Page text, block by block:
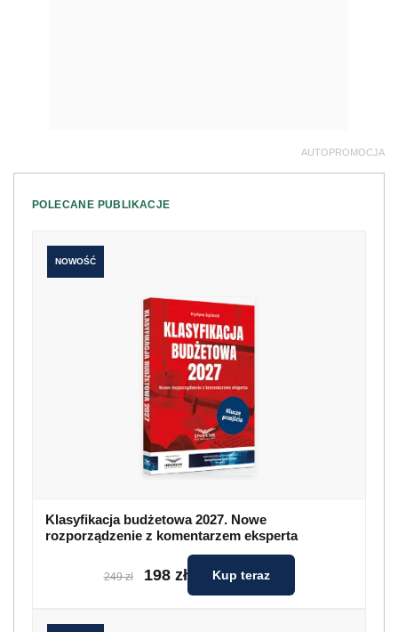
AUTOPROMOCJA
POLECANE PUBLIKACJE
NOWOŚĆ
Klasyfikacja budżetowa 2027. Nowe
rozporządzenie z komentarzem eksperta
249 zł 198 zł Kup teraz